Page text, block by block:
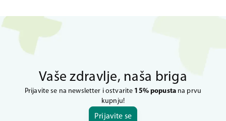
Vaše zdravlje, naša briga
Prijavite se na newsletter i ostvarite 15% popustana prvu
kupnju!
Prijavite se